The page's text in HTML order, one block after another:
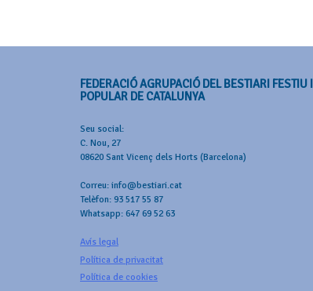
FEDERACIÓ AGRUPACIÓ DEL BESTIARI FESTIU I
POPULAR DE CATALUNYA
Seu social:
C. Nou, 27
08620 Sant Vicenç dels Horts (Barcelona)
Correu: info@bestiari.cat
Telèfon: 93 517 55 87
Whatsapp: 647 69 52 63
Avís legal
Política de privacitat
Política de cookies